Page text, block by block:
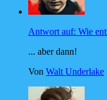
Antwort auf: Wie
... aber dann!
Von Walt Underlake